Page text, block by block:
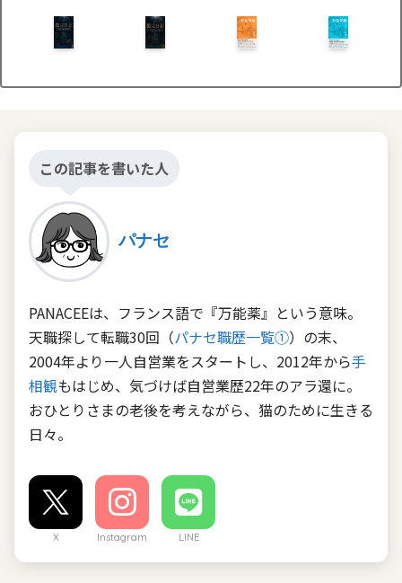
この記事を書いた人
パナセ
PANACEEは、フランス語で『万能薬』という意味。
天職探して転職30回（パナセ職歴一覧①）の末、
2004年より一人自営業をスタートし、2012年から手
相観もはじめ、気づけば自営業歴22年のアラ還に。
おひとりさまの老後を考えながら、猫のために生きる
日々。
X Instagram LINE